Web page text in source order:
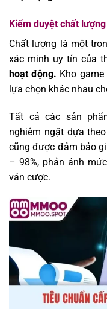
Kiểm duyệt chất
Chất lượng là một
xác minh uy tín của
hoạt động. Kho
lựa chọn khác nhau
Tất cả các sản
nghiêm ngặt dựa
cũng được đảm bảo
– 98%, phản ánh
ván cược.